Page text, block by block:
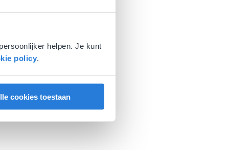
helpen. Je kunt
policy.
cookies toestaan